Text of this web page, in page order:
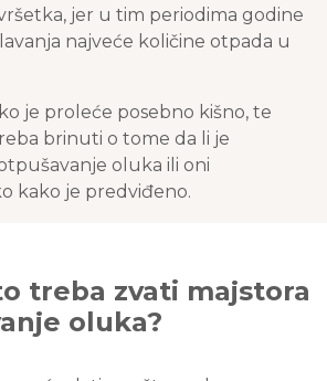
jer u tim periodima godine
najveće količine otpada u
je proleće posebno kišno, te
brinuti o tome da li je
oluka ili oni
kako je predviđeno.
treba zvati majstora
oluka?